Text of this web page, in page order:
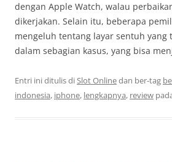
dengan Apple Watch, walau
dikerjakan. Selain itu, beberapa
mengeluh tentang layar sentuh yang
dalam sebagian kasus, yang bisa
Entri ini ditulis diSlot Onlinedan ber-tag
indonesia, iphone, lengkapnya, review